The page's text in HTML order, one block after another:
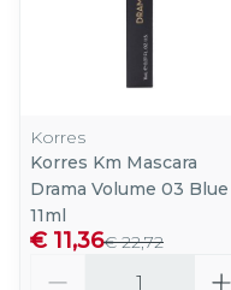
Korres
Korres Km Mascara
Drama Volume 03 Blue
11ml
€ 22,72
€ 11,36